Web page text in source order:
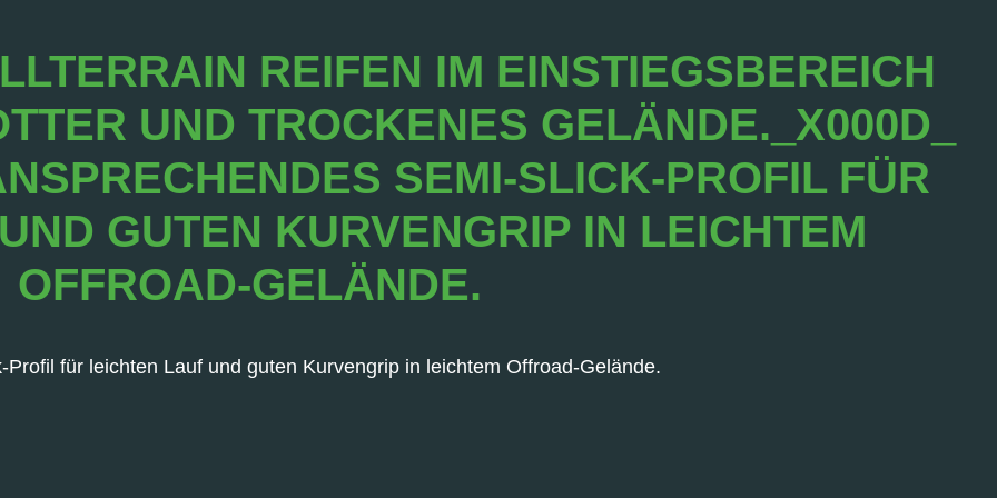
REIFEN IM EINSTIEGSBEREICH
UND TROCKENES GELÄNDE._X000D_ E
SEMI-SLICK-PROFIL FÜR L
GUTEN KURVENGRIP IN LEICHTEM O
FFROAD-GELÄNDE.
für leichten Lauf und guten Kurvengrip in leichtem Offroad-Gelände.